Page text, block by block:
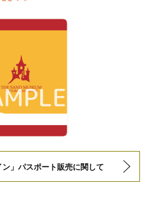
ン」パスポート販売に関して